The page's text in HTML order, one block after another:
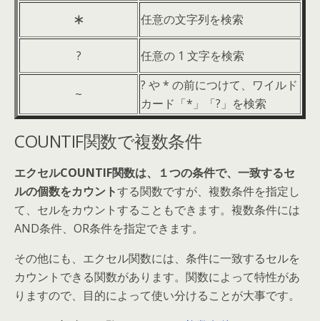
∗ 任意の文字列を検索
? 任意の 1 文字を検索
~
? や * の前につけて、ワイルド
カード「*」「?」を検索
COUNTIF関数で複数条件
エクセルCOUNTIF関数は、１つの条件で、一致するセ
ルの個数をカウントする関数ですが、複数条件を指定し
て、セルをカウントすることもできます。複数条件には
AND条件、OR条件を指定できます。
その他にも、エクセル関数には、条件に一致するセルを
カウントできる関数があります。関数によって特性があ
りますので、目的によって使い分けることが大事です。